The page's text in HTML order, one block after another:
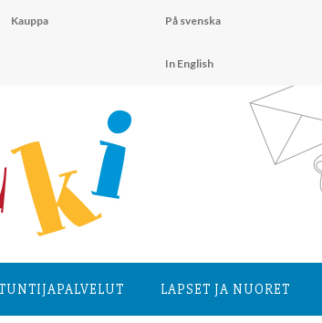
Kauppa På svenska
In English
LAPSET JA NUORET